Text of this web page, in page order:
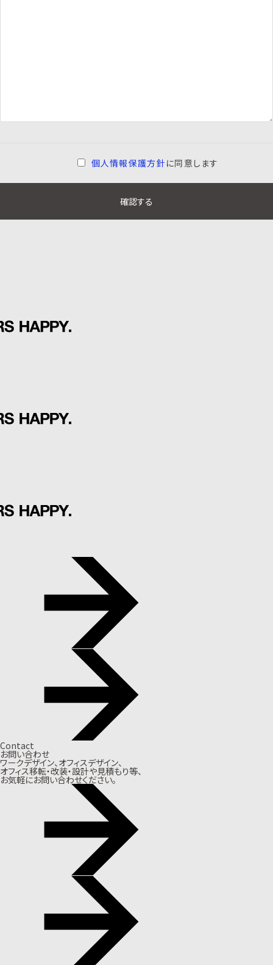
個人情報保護方針 に同意します
Contact
お問い合わせ
ワークデザイン、オフィスデザイン、
オフィス移転・改装・設計や見積もり等、
お気軽にお問い合わせください。